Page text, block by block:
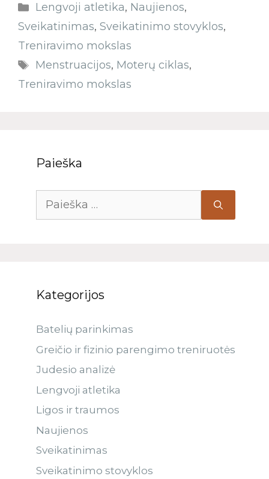
Lengvoji atletika, Naujienos,
Sveikatinimas, Sveikatinimo stovyklos,
Treniravimo mokslas
Menstruacijos, Moterų ciklas,
Treniravimo mokslas
Paieška
Kategorijos
Batelių parinkimas
Greičio ir fizinio parengimo treniruotės
Judesio analizė
Lengvoji atletika
Ligos ir traumos
Naujienos
Sveikatinimas
Sveikatinimo stovyklos